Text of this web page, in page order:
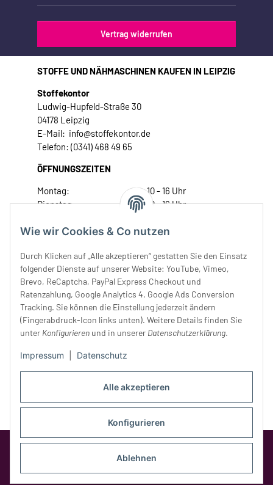
Alle akzeptieren
Konfigurieren
Ablehnen
Wie wir Cookies & Co nutzen
Durch Klicken auf „Alle akzeptieren“ gestatten Sie den Einsatz
folgender Dienste auf unserer Website: YouTube, Vimeo,
Brevo, ReCaptcha, PayPal Express Checkout und
Ratenzahlung, Google Analytics 4, Google Ads Conversion
Tracking. Sie können die Einstellung jederzeit ändern
(Fingerabdruck-Icon links unten). Weitere Details finden Sie
unter Konfigurieren und in unserer Datenschutzerklärung.
Impressum Datenschutz
Vertrag widerrufen
STOFFE UND NÄHMASCHINEN KAUFEN IN LEIPZIG
Stoffekontor
Ludwig-Hupfeld-Straße 30
04178 Leipzig
E-Mail: info@stoffekontor.de
Telefon: (0341) 468 49 65
ÖFFNUNGSZEITEN
Montag:
10 - 16 Uhr
Dienstag:
10 - 16 Uhr
Donnerstag:
10 - 18 Uhr
Samstag:
10 - 14 Uhr
Unser Service
Rechtliches
Google Analytics deaktivierenStatus: